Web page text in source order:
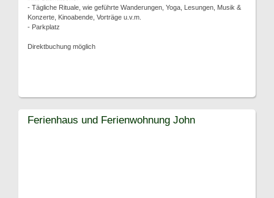
- Tägliche Rituale, wie geführte Wanderungen, Yoga, Lesungen, Musik &
Konzerte, Kinoabende, Vorträge u.v.m.
- Parkplatz
Direktbuchung möglich
Ferienhaus und Ferienwohnung John